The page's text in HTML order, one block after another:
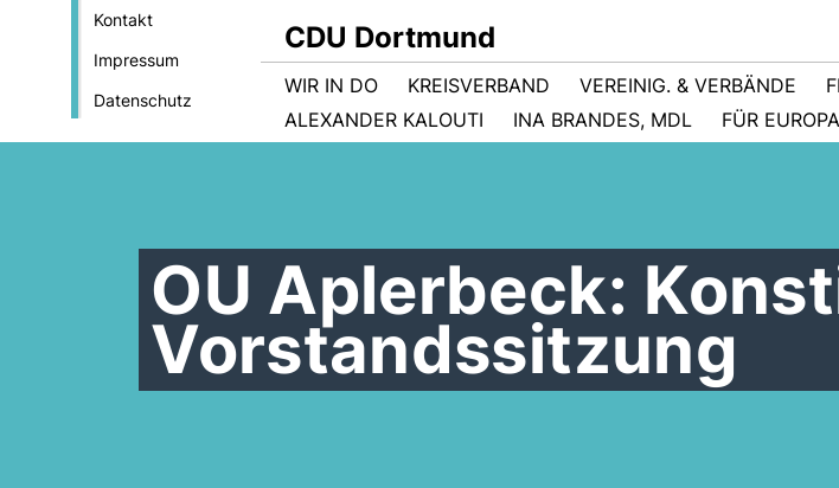
Kontakt
Impressum
Datenschutz
CDU Dortmund
WIR IN DO KREISVERBAND VEREINIG. & VERBÄNDE
ALEXANDER KALOUTI
INA BRANDES, MDL FÜR EUROPA
OU Aplerbeck:
Vorstandssitzung